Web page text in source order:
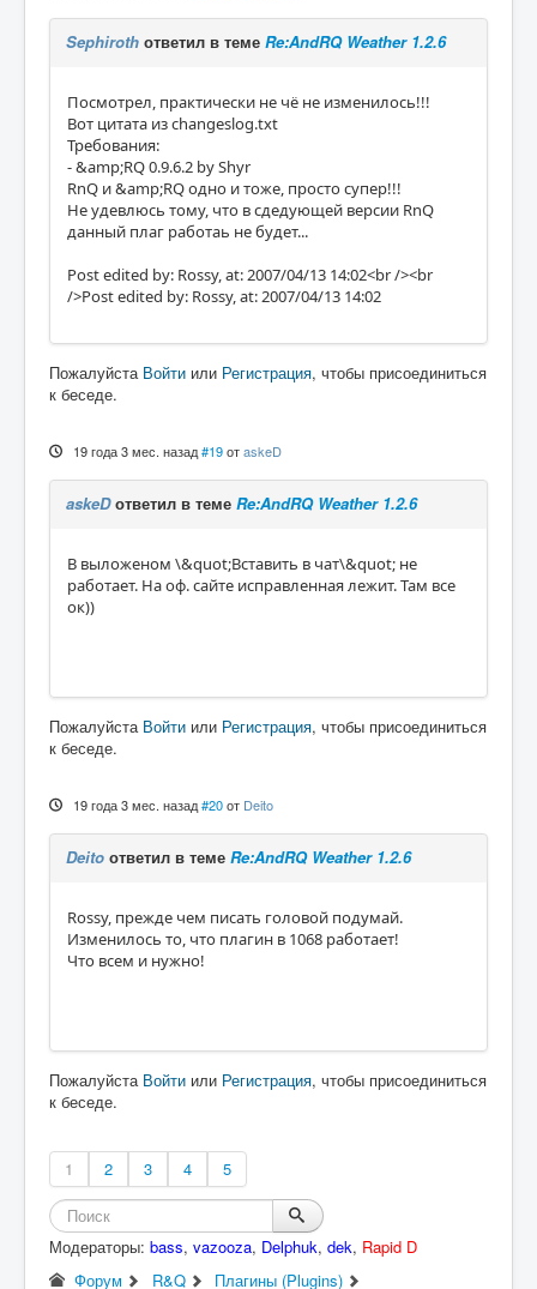
Sephiroth ответил в теме Re:AndRQ Weather 1.2.6
Посмотрел, практически не чё не изменилось!!!
Вот цитата из changeslog.txt
Требования:
- &amp;RQ 0.9.6.2 by Shyr
RnQ и &amp;RQ одно и тоже, просто супер!!!
Не удевлюсь тому, что в сдедующей версии RnQ
данный плаг работаь не будет...
Post edited by: Rossy, at: 2007/04/13 14:02<br /><br
/>Post edited by: Rossy, at: 2007/04/13 14:02
Пожалуйста Войти или Регистрация, чтобы присоединиться
к беседе.
19 года 3 мес. назад #19 отaskeD
askeDответил в теме Re:AndRQ Weather 1.2.6
В выложеном \&quot;Вставить в чат\&quot; не
работает. На оф. сайте исправленная лежит. Там все
ок))
Пожалуйста Войти или Регистрация, чтобы присоединиться
к беседе.
19 года 3 мес. назад #20 от Deito
Deito ответил в теме Re:AndRQ Weather 1.2.6
Rossy, прежде чем писать головой подумай.
Изменилось то, что плагин в 1068 работает!
Что всем и нужно!
Пожалуйста Войти или Регистрация, чтобы присоединиться
к беседе.
1 2 3 4 5
Модераторы: bass, vazooza, Delphuk, dek, Rapid D
Форум
R&Q Плагины (Plugins)